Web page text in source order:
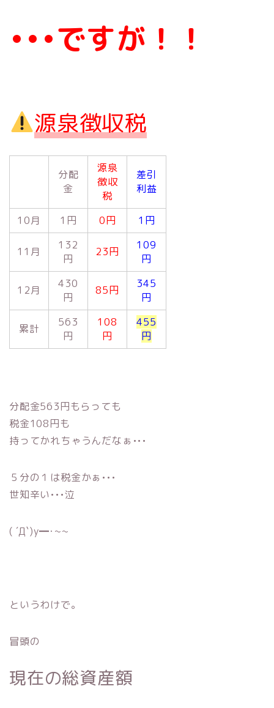
•••ですが！！
源泉徴収税
分配
金
源泉
徴収
税
差引
利益
10月 1円 0円 1円
11月
132
円
23円
109
円
12月
430
円
85円
345
円
累計
563
円
108
円
455
円
分配金563円もらっても
税金108円も
持ってかれちゃうんだなぁ•••
５分の１は税金かぁ•••
世知辛い•••泣
( ´Д`)y━･~~
というわけで。
冒頭の
現在の総資産額